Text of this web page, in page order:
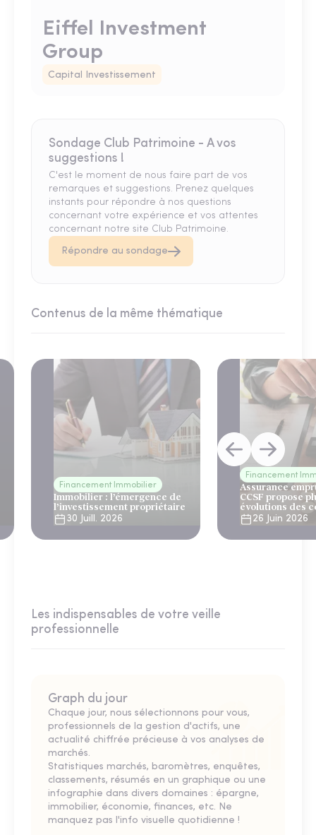
Eiffel Investment
Group
Capital Investissement
Sondage Club Patrimoine - A vos
suggestions !
C'est le moment de nous faire part de vos
remarques et suggestions. Prenez quelques
instants pour répondre à nos questions
concernant votre expérience et vos attentes
concernant notre site Club Patrimoine.
Répondre au sondage
Contenus de la même thématique
Financement Immobilier
Immobilier : l’émergence de
l’investissement propriétaire
30 Juill. 2026
Financement
Assurance
CCSF propose
évolutions des
26 Juin 2026
Les indispensables de votre veille
professionnelle
Graph du jour
Chaque jour, nous sélectionnons pour vous,
professionnels de la gestion d'actifs, une
actualité chiffrée précieuse à vos analyses de
marchés.
Statistiques marchés, baromètres, enquêtes,
classements, résumés en un graphique ou une
infographie dans divers domaines : épargne,
immobilier, économie, finances, etc. Ne
manquez pas l'info visuelle quotidienne !